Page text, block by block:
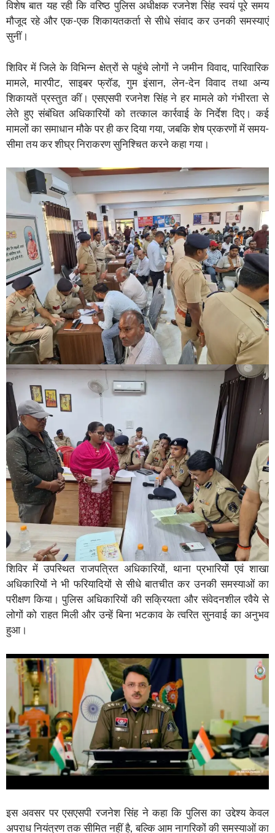
विशेष बात यह रही कि वरिष्ठ पुलिस अधीक्षक रजनेश सिंह स्वयं पूरे समय
मौजूद रहे और एक-एक शिकायतकर्ता से सीधे संवाद कर उनकी समस्याएं
सुनीं।
शिविर में जिले के विभिन्न क्षेत्रों से पहुंचे लोगों ने जमीन विवाद, पारिवारिक
मामले, मारपीट, साइबर फ्रॉड, गुम इंसान, लेन-देन विवाद तथा अन्य
शिकायतें प्रस्तुत कीं। एसएसपी रजनेश सिंह ने हर मामले को गंभीरता से
लेते हुए संबंधित अधिकारियों को तत्काल कार्रवाई के निर्देश दिए। कई
मामलों का समाधान मौके पर ही कर दिया गया, जबकि शेष प्रकरणों में समय-
सीमा तय कर शीघ्र निराकरण सुनिश्चित करने कहा गया।
शिविर में उपस्थित राजपत्रित अधिकारियों, थाना प्रभारियों एवं शाखा
अधिकारियों ने भी फरियादियों से सीधे बातचीत कर उनकी समस्याओं का
परीक्षण किया। पुलिस अधिकारियों की सक्रियता और संवेदनशील रवैये से
लोगों को राहत मिली और उन्हें बिना भटकाव के त्वरित सुनवाई का अनुभव
हुआ।
इस अवसर पर एसएसपी रजनेश सिंह ने कहा कि पुलिस का उद्देश्य केवल
अपराध नियंत्रण तक सीमित नहीं है, बल्कि आम नागरिकों की समस्याओं का